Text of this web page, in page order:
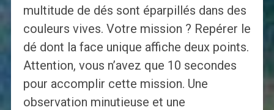
multitude de dés sont éparpillés dans des
couleurs vives. Votre mission ? Repérer le
dé dont la face unique affiche deux points.
Attention, vous n’avez que 10 secondes
pour accomplir cette mission. Une
observation minutieuse et une